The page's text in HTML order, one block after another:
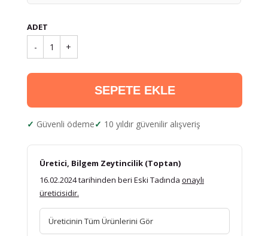
ADET
- 1 +
SEPETE EKLE
Güvenli ödeme 10 yıldır güvenilir alışveriş
Üretici, Bilgem Zeytincilik (Toptan)
16.02.2024 tarihinden beri Eski Tadında onaylı
üreticisidir.
Üreticinin Tüm Ürünlerini Gör